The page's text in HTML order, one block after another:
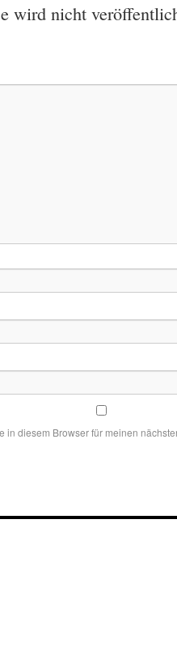
wird nicht
in diesem Browser für meinen